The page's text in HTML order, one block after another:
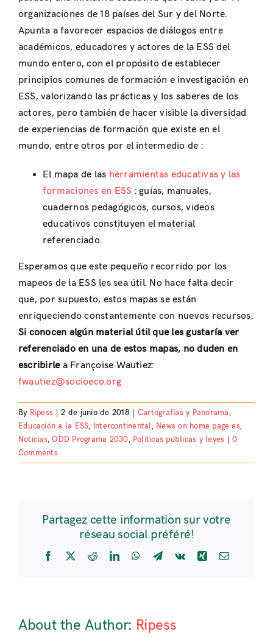
organizaciones de 18 países del Sur y del Norte.
Apunta a favorecer espacios de diálogos entre
académicos, educadores y actores de la ESS del
mundo entero, con el propósito de establecer
principios comunes de formación e investigación en
ESS, valorizando las prácticas y los saberes de los
actores, pero también de hacer visible la diversidad
de experiencias de formación que existe en el
mundo, entre otros por el intermedio de :
El mapa de las herramientas educativas y las
formaciones en ESS : guías, manuales,
cuadernos pedagógicos, cursos, videos
educativos constituyen el material
referenciado.
Esperamos que este pequeño recorrido por los
mapeos de la ESS les sea útil. No hace falta decir
que, por supuesto, estos mapas se están
enriqueciendo constantemente con nuevos recursos.
Si conocen algún material útil que les gustaría ver
referenciado en una de estos mapas, no duden en
escribirlea Françoise Wautiez:
fwautiez@socioeco.org
By Ripess 2 de junio de 2018 Cartografías y Panorama,
Educación a la ESS, Intercontinental, News on home page es,
Noticias,ODD Programa 2030, Políticas públicas y leyes
0
Comments
Partagez cette information sur votre
réseau social préféré!
Facebook
X RedditLinkedInWhatsApp
Telegram
Vk Xing Email
About the Author: Ripess